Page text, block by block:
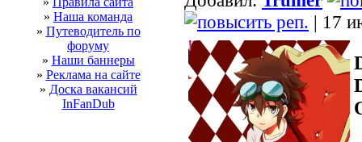
» Наша команда
» Путеводитель по
форуму
» Наши баннеры
» Реклама на сайте
» Доска вакансий
InFanDub
| 17